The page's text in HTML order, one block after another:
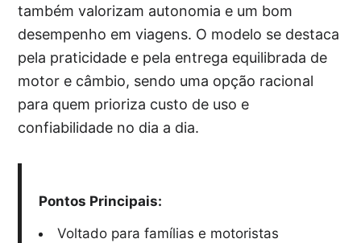
também valorizam autonomia e um bom
desempenho em viagens. O modelo se destaca
pela praticidade e pela entrega equilibrada de
motor e câmbio, sendo uma opção racional
para quem prioriza custo de uso e
confiabilidade no dia a dia.
Pontos Principais:
Voltado para famílias e motoristas